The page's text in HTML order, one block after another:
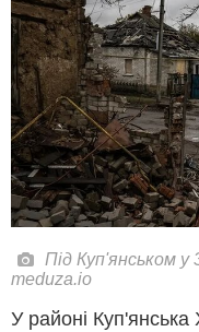
Під Куп'янськом
meduza.io
У районі Куп'янська